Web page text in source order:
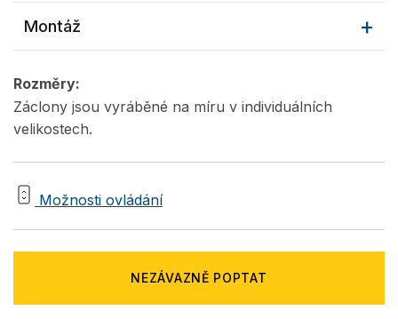
Montáž
Rozměry:
Záclony jsou vyráběné na míru v individuálních
velikostech.
Možnosti ovládání
NEZÁVAZNĚ POPTAT